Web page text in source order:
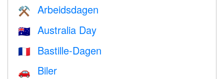
⚒️ Arbeidsdagen
🇦🇺 Australia Day
🇫🇷 Bastille-Dagen
🚗 Biler